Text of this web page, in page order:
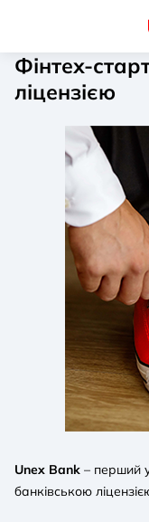
Unex Bank – перший
банківською
Фінтех-
ліцензією